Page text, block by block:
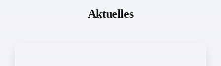
Aktuelles